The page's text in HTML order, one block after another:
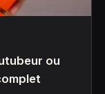
ou